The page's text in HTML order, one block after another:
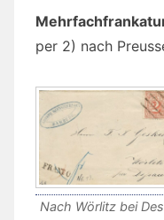
per 2) nach
Nach Wörlitz bei